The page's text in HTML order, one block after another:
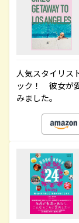
人気スタイリス
ック！ 彼女が
みました。